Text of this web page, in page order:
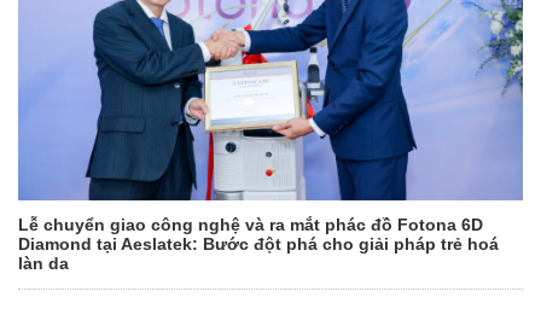
Lễ chuyển giao công nghệ và ra mắt phác đồ Fotona 6D
Diamond tại Aeslatek: Bước đột phá cho giải pháp trẻ hoá
làn da